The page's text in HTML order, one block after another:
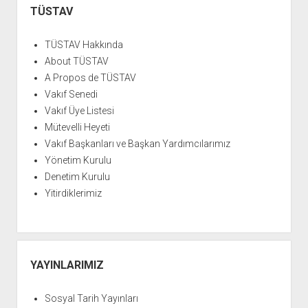
FİDEF KİTAPLIĞI
Menü
TÜSTAV
TÜSTAV Hakkında
About TÜSTAV
A Propos de TÜSTAV
Vakıf Senedi
Vakıf Üye Listesi
Mütevelli Heyeti
Vakıf Başkanları ve Başkan Yardımcılarımız
Yönetim Kurulu
Denetim Kurulu
Yitirdiklerimiz
YAYINLARIMIZ
Sosyal Tarih Yayınları